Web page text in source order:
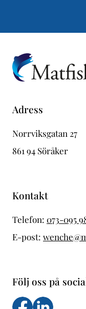
Adress
Norrviksgatan 27
861 94 Söråker
Kontakt
Telefon: 073-095
E-post:
Följ oss på
Följ oss på
Följs